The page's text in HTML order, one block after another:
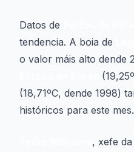
Datos de
tendencia. A boia de
o valor máis alto dende
(18,71ºC, dende 1998)
históricos para este mes.
, xefe